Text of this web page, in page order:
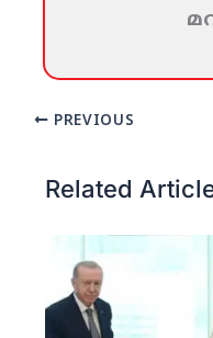
PREVIOUS
Related